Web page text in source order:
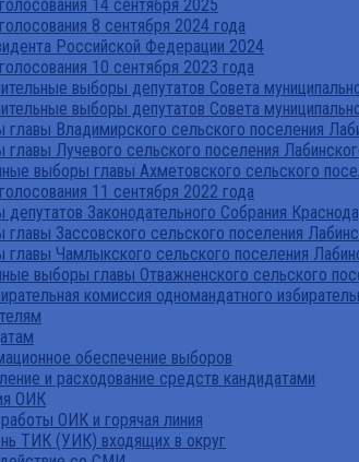
14 сентября 2025
8 сентября 2024 года
Российской Федерации 2024
10 сентября 2023 года
выборы депутатов Совета
выборы депутатов Совета
главы Владимирского сельского поселения
Лучевого сельского поселения
выборы главы Ахметовского сельского
11 сентября 2022 года
Законодательного Собрания
Зассовского сельского поселения
главы Чамлыкского сельского поселения
выборы главы Отважненского сельского
комиссия одномандатного
обеспечение выборов
и расходование средств кандидатами
ОИК
ОИК и горячая линия
ТИК (УИК) входящих в округ